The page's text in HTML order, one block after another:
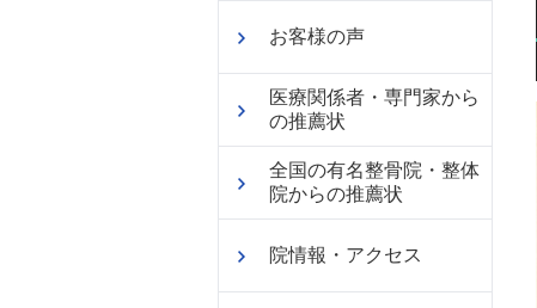
お客様の声
医療関係者・専門家から
の推薦状
全国の有名整骨院・整体
院からの推薦状
院情報・アクセス